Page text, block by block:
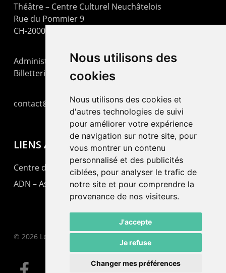
Nous utilisons des
cookies
Nous utilisons des cookies et
d'autres technologies de suivi
pour améliorer votre expérience
de navigation sur notre site, pour
vous montrer un contenu
personnalisé et des publicités
ciblées, pour analyser le trafic de
notre site et pour comprendre la
provenance de nos visiteurs.
J'accepte
Je refuse
Changer mes préférences
Théâtre – Centre Culturel Neuchâtelois
Rue du Pommier 9
CH-2000 Neuchâtel
Administration : +41 32 725 03 03
Billetterie : +41 32 725 05 05
contact@lepommier.ch
LIENS AMIS
Centre de culture ABC
ADN – Association Danse Neuchâtel
© 2026 Le Pommier.
facebook email